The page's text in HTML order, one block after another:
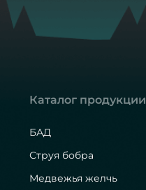
Каталог продукции
БАД
Струя бобра
Медвежья желчь